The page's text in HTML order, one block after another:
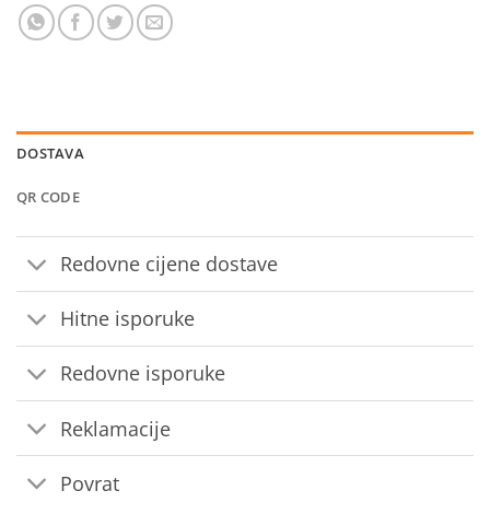
DOSTAVA
QR CODE
Redovne cijene dostave
Hitne isporuke
Redovne isporuke
Reklamacije
Povrat